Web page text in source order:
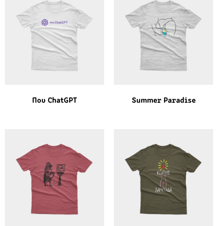
Που ChatGPT Summer Paradise